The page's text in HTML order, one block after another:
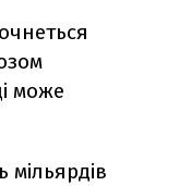
може
мільярдів